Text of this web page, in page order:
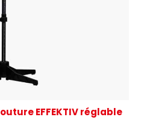
EFFEKTIV réglable